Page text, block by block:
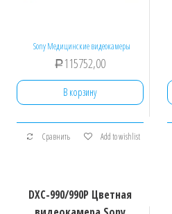
Sony Медицинские видеокамеры
Р 115752,00
В корзину
Сравнить Add to wishlist
DXC-990/990P Цветная